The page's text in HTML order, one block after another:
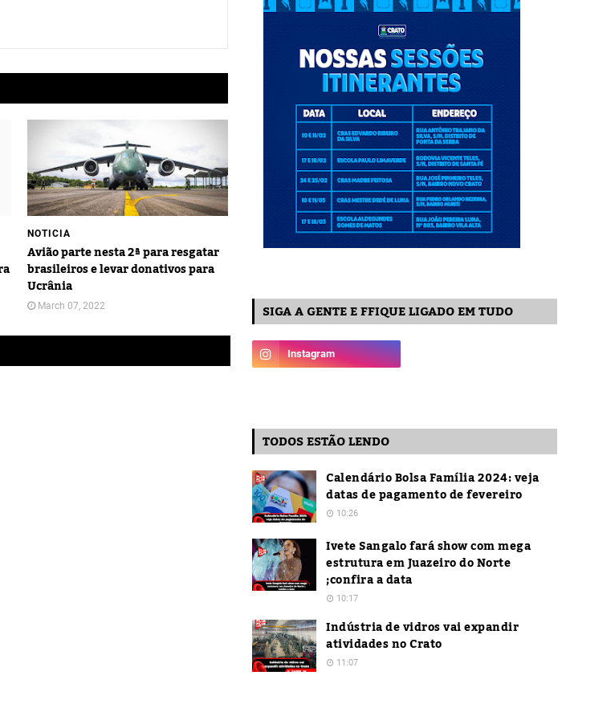
NOTICIA
Avião parte nesta 2ª para resgatar
brasileiros e levar donativos para
Ucrânia
March 07, 2022 SIGA A GENTE E FFIQUE LIGADO EM TUDO
TODOS ESTÃO LENDO
Calendário Bolsa Família 2024: veja
datas de pagamento de fevereiro
10:26
Ivete Sangalo fará show com mega
estrutura em Juazeiro do Norte
;confira a data
10:17
Indústria de vidros vai expandir
atividades no Crato
11:07